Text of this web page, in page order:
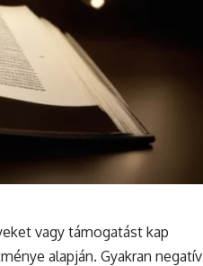
vagy támogatást kap
alapján. Gyakran negatív